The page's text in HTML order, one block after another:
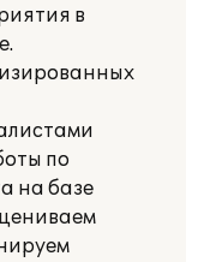
в
по
на базе